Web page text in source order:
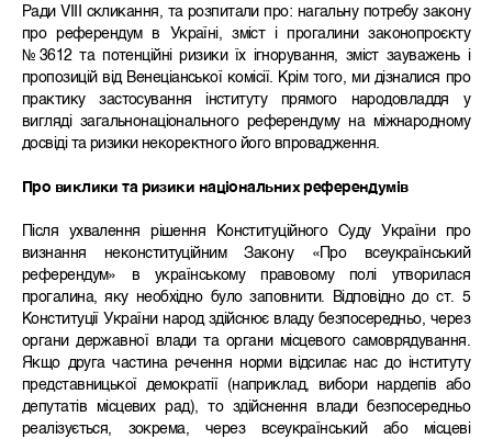
Ради VIII скликання, та розпитали про: нагальну потребу закону
про референдум в Україні, зміст і прогалини законопроєкту
№3612 та потенційні ризики їх ігнорування, зміст зауважень і
пропозицій від Венеціанської комісії. Крім того, ми дізналися про
практику застосування інституту прямого народовладдя у
вигляді загальнонаціонального референдуму на міжнародному
досвіді та ризики некоректного його впровадження.
Про виклики та ризики національних референдумів
Після ухвалення рішення Конституційного Суду України про
визнання неконституційним Закону «Про всеукраїнський
референдум» в українському правовому полі утворилася
прогалина, яку необхідно було заповнити. Відповідно до ст. 5
Конституції України народ здійснює владу безпосередньо, через
органи державної влади та органи місцевого самоврядування.
Якщо друга частина речення норми відсилає нас до інституту
представницької демократії (наприклад, вибори нардепів або
депутатів місцевих рад), то здійснення влади безпосередньо
реалізується, зокрема, через всеукраїнський або місцеві